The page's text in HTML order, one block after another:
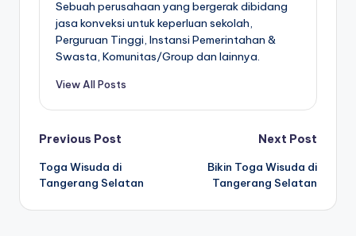
Sebuah perusahaan yang bergerak dibidang
jasa konveksi untuk keperluan sekolah,
Perguruan Tinggi, Instansi Pemerintahan &
Swasta, Komunitas/Group dan lainnya.
View All Posts
Post
navigation
Previous Post
Toga Wisuda di
Tangerang Selatan
Next Post
Bikin Toga Wisuda di
Tangerang Selatan